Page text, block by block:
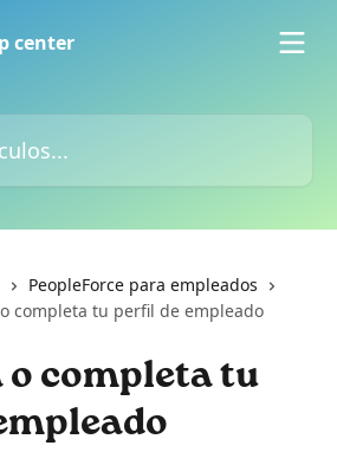
PeopleForce para empleados
completa tu perfil de empleado
completa tu